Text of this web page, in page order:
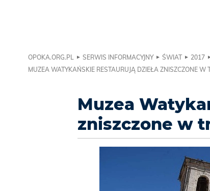
OPOKA.ORG.PL SERWIS INFORMACYJNY ŚWIAT
2017
MUZEA WATYKAŃSKIE RESTAURUJĄ DZIEŁA ZNISZCZONE W
Muzea
zniszczone w